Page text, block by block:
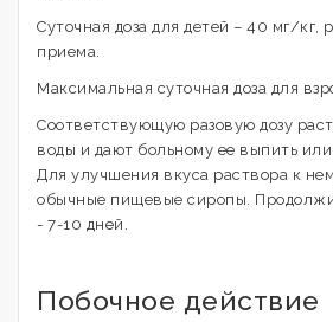
Суточная доза для детей – 40 мг/кг,
приема.
Максимальная суточная доза для
Соответствующую разовую дозу
воды и дают больному ее выпить или
Для улучшения вкуса раствора к
обычные пищевые сиропы.
- 7-10 дней.
Побочное действие